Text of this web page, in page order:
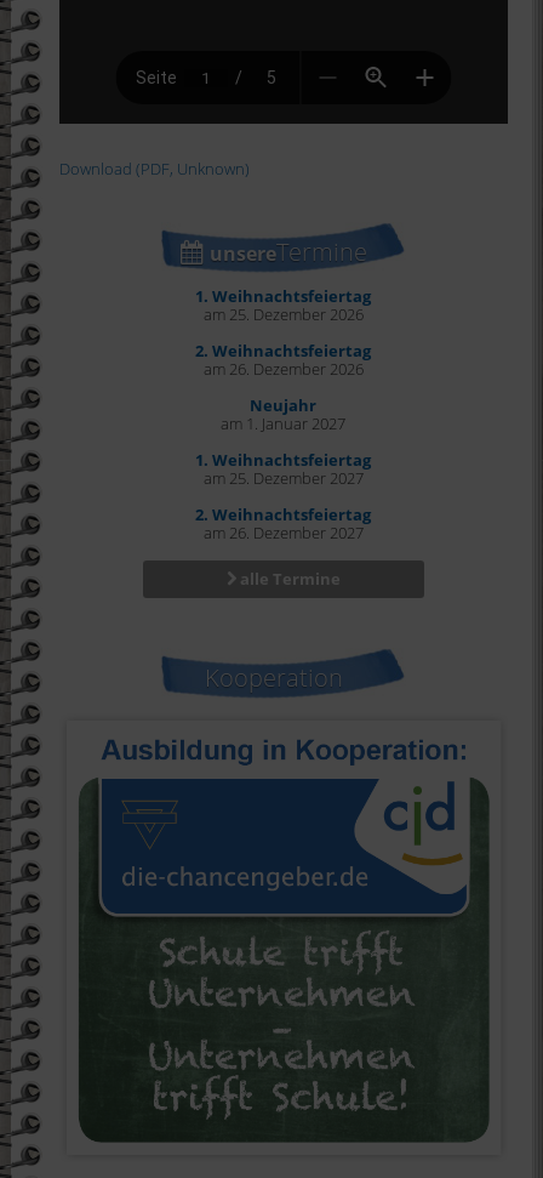
Download (PDF, Unknown)
unsereTermine
1. Weihnachtsfeiertag
am 25. Dezember 2026
2. Weihnachtsfeiertag
am 26. Dezember 2026
Neujahr
am 1. Januar 2027
1. Weihnachtsfeiertag
am 25. Dezember 2027
2. Weihnachtsfeiertag
am 26. Dezember 2027
alle Termine
Kooperation